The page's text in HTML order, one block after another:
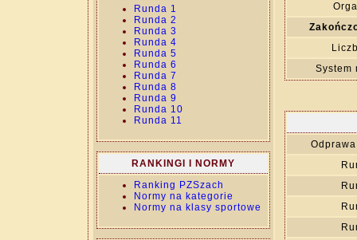
Runda 1
Runda 2
Runda 3
Runda 4
Runda 5
Runda 6
Runda 7
Runda 8
Runda 9
Runda 10
Runda 11
RANKINGI I NORMY
Ranking PZSzach
Normy na kategorie
Normy na klasy sportowe
System